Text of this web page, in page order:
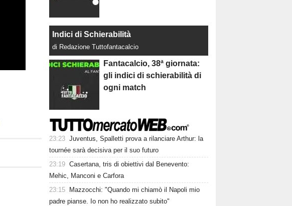
Indici di Schierabilità
di Redazione Tuttofantacalcio
Fantacalcio, 38ª giornata:
gli indici di schierabilità di
ogni match
23:23 Juventus, Spalletti prova a rilanciare Arthur: la
tournée sarà decisiva per il suo futuro
23:19 Casertana, tris di obiettivi dal Benevento:
Mehic, Manconi e Carfora
23:15
Mazzocchi: "Quando mi chiamò il Napoli mio
padre pianse. Io non ho realizzato subito"